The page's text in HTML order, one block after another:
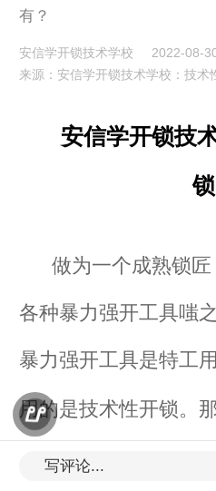
有？
安信学开锁技术学校
2022-08-
来源：安信学开锁技术学校：技术
安信学开锁技
锁
做为一个成熟锁
各种暴力强开工具嗤
暴力强开工具是特工
用的是技术性开锁。
是怎么开的呢？
写评论...